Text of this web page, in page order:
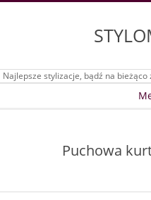
Najlepsze stylizacje, bądź na
Puchowa